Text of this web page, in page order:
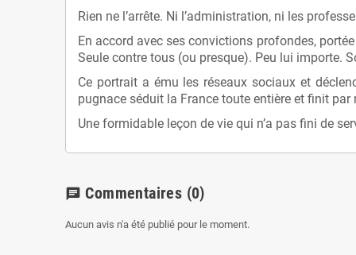
Rien ne l’arrête. Ni l’administration, ni les
En accord avec ses convictions profondes,
Seule contre tous (ou presque). Peu lui importe.
Ce portrait a ému les réseaux sociaux et
pugnace séduit la France toute entière et finit
Une formidable leçon de vie qui n’a pas fini de
chat Commentaires (0)
Aucun avis n'a été publié pour le moment.